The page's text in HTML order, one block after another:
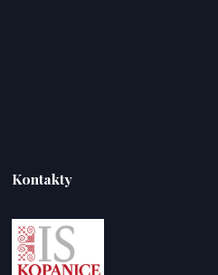
Kontakty